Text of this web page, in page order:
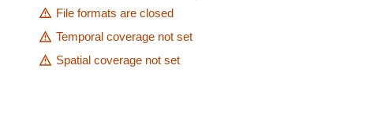
File formats are closed
Temporal coverage not set
Spatial coverage not set